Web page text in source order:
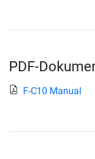
PDF-
F-C10 Manual